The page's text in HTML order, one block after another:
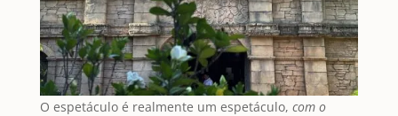
O espetáculo é realmente um espetáculo, com o